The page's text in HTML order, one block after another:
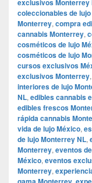
exclusivos Monterrey
coleccionables de
Monterrey, compra
cannabis Monterrey,
cosméticos de lujo
cosméticos de lujo
cursos exclusivos
exclusivos Monterrey,
interiores de lujo
NL, edibles cannabis
edibles frescos
rápida cannabis
vida de lujo México,
de lujo Monterrey NL,
Monterrey, eventos
México, eventos
Monterrey,
,